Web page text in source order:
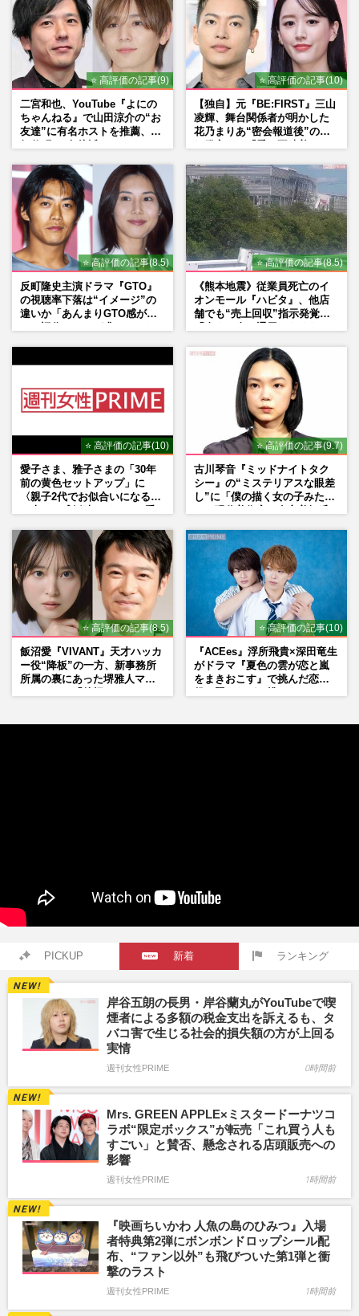
⭐ 高評価の記事(9)
二宮和也、YouTube『よにの
ちゃんねる』で山田涼介の“お
友達”に有名ホストを推薦、歌
⭐ 高評価の記事(10)
【独自】元『BE:FIRST』三山
凌輝、舞台関係者が明かした
花乃まりあ“密会報道後”の呆
⭐ 高評価の記事(8.5)
反町隆史主演ドラマ『GTO』
の視聴率下落は“イメージ”の
違いか「あんまりGTO感がな
⭐ 高評価の記事(8.5)
《熊本地震》従業員死亡のイ
オンモール『ハビタ』、他店
舗でも“売上回収”指示発覚で
⭐ 高評価の記事(10)
愛子さま、雅子さまの「30年
前の黄色セットアップ」に
〈親子2代でお似合いになる〉
⭐ 高評価の記事(9.7)
古川琴音『ミッドナイトタク
シー』の“ミステリアスな眼差
し”に「僕の描く女の子みた
⭐ 高評価の記事(8.5)
飯沼愛『VIVANT』天才ハッカ
ー役“降板”の一方、新事務所
所属の裏にあった堺雅人マネ
⭐ 高評価の記事(10)
『ACEes』浮所飛貴×深田竜生
がドラマ『夏色の雲が恋と嵐
をまきおこす』で挑んだ恋人
PICKUP 新着 ランキング
岸谷五朗の長男・岸谷蘭丸がYouTubeで喫
煙者による多額の税金支出を訴えるも、タ
バコ害で生じる社会的損失額の方が上回る
実情
週刊女性PRIME 0時間前
Mrs. GREEN APPLE×ミスタードーナツコ
ラボ“限定ボックス”が転売「これ買う人も
すごい」と賛否、懸念される店頭販売への
影響
週刊女性PRIME 1時間前
『映画ちいかわ 人魚の島のひみつ』入場
者特典第2弾にボンボンドロップシール配
布、“ファン以外”も飛びついた第1弾と衝
撃のラスト
週刊女性PRIME 1時間前